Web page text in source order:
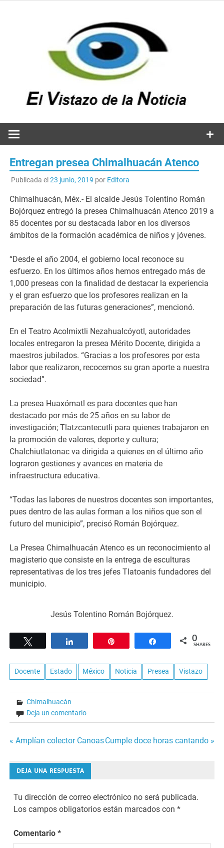
Entregan presea Chimalhuacán Atenco
Publicada el 23 junio, 2019 por Editora
Chimalhuacán, Méx.- El alcalde Jesús Tolentino Román
Bojórquez entregó la presea Chimalhuacán Atenco 2019 a
85 docentes por su destacada labor en los diversos
ámbitos de la formación académica de niños y jóvenes.
“Desde el año 2004, el gobierno local reconoce su
esfuerzo. En los últimos años hemos entregado más de
1,000 preseas con la finalidad de destacar la experiencia
y el gran esfuerzo que los profesores realizan en la
preparación de las futuras generaciones”, mencionó.
En el Teatro Acolmixtli Nezahualcóyotl, autoridades
locales entregaron la presea Mérito Docente, dirigida a
maestros jubilados. “Gracias a los profesores por esta
labor que realizaron, recocemos su gran aporte a nuestra
sociedad”.
La presea Huaxómatl es para docentes que han
destacado por más de 25 años en su labor de
investigación; Tlatzcantecutli para quienes trabajaron en
la promoción de valores, deporte y cultura;
Chalchiutlatonac va dirigida a quienes en el último año
lograron gestiones y avances en materia de
infraestructura educativa.
“Todas las labores de nuestros docentes son importantes,
pues dentro de las aulas forman a los niños que son el
futuro del municipio”, precisó Román Bojórquez.
La Presea Chimalhuacán Atenco es un reconocimiento al
magisterio que consiste en la entrega de esculturas
representativas de los tres jefes Tlatoanis fundadores del
municipio.
Jesús Tolentino Román Bojórquez.
Share 0
SHARES
Docente Estado México Noticia Presea Vistazo
Chimalhuacán
Deja un comentario
Navegación
de
entradas
« Amplían colector CanoasCumple doce horas cantando »
DEJA UNA RESPUESTA
Tu dirección de correo electrónico no será publicada.
Los campos obligatorios están marcados con*
Comentario*